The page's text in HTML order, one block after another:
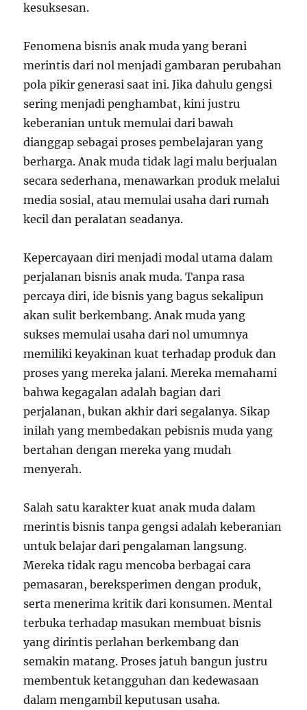
kesuksesan.
Fenomena bisnis anak muda yang berani
merintis dari nol menjadi gambaran perubahan
pola pikir generasi saat ini. Jika dahulu gengsi
sering menjadi penghambat, kini justru
keberanian untuk memulai dari bawah
dianggap sebagai proses pembelajaran yang
berharga. Anak muda tidak lagi malu berjualan
secara sederhana, menawarkan produk melalui
media sosial, atau memulai usaha dari rumah
kecil dan peralatan seadanya.
Kepercayaan diri menjadi modal utama dalam
perjalanan bisnis anak muda. Tanpa rasa
percaya diri, ide bisnis yang bagus sekalipun
akan sulit berkembang. Anak muda yang
sukses memulai usaha dari nol umumnya
memiliki keyakinan kuat terhadap produk dan
proses yang mereka jalani. Mereka memahami
bahwa kegagalan adalah bagian dari
perjalanan, bukan akhir dari segalanya. Sikap
inilah yang membedakan pebisnis muda yang
bertahan dengan mereka yang mudah
menyerah.
Salah satu karakter kuat anak muda dalam
merintis bisnis tanpa gengsi adalah keberanian
untuk belajar dari pengalaman langsung.
Mereka tidak ragu mencoba berbagai cara
pemasaran, bereksperimen dengan produk,
serta menerima kritik dari konsumen. Mental
terbuka terhadap masukan membuat bisnis
yang dirintis perlahan berkembang dan
semakin matang. Proses jatuh bangun justru
membentuk ketangguhan dan kedewasaan
dalam mengambil keputusan usaha.